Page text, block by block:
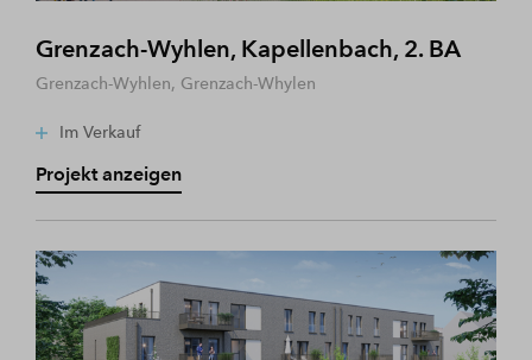
Grenzach-Wyhlen, Kapellenbach, 2. BA
Grenzach-Wyhlen, Grenzach-Whylen
Im Verkauf
Projekt anzeigen